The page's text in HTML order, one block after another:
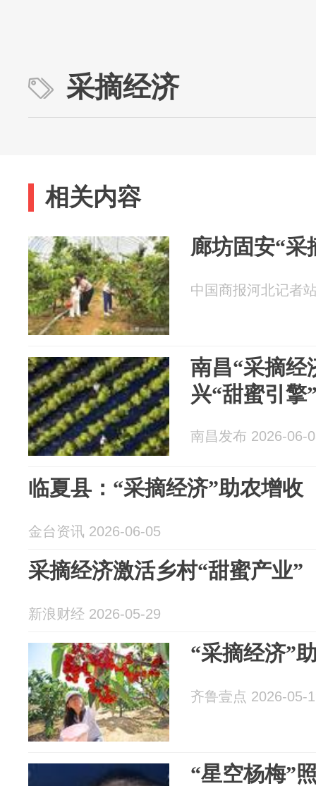
采摘经济
相关内容
廊坊固安“采
中国商报河北记者
南昌“采摘经
兴“甜蜜引擎
南昌发布 2026-06-
临夏县：“采摘经济”助农增收
金台资讯 2026-06-05
采摘经济激活乡村“甜蜜产业”
新浪财经 2026-05-29
“采摘经济”
齐鲁壹点 2026-05-
“星空杨梅”